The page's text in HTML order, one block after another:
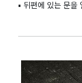
▪️ 뒤편에 있는 문을